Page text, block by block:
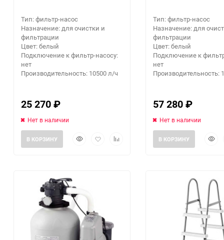
Тип: фильтр-насос
Назначение: для очистки и
фильтрации
Цвет: белый
Подключение к фильтр-насосу:
нет
Производительность: 10500 л/ч
25 270₽
Нет в наличии
БыстрыйДобавитьДобавить
В КОРЗИНУ
Тип: фильтр-насос
Назначение: для
фильтрации
Цвет: белый
Подключение к
нет
Производительность:
57 280₽
Нет в наличии
В КОРЗИНУ